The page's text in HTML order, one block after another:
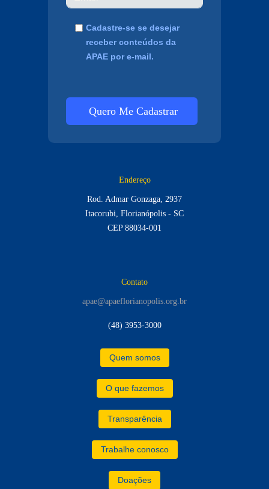
Cadastre-se se desejar
receber conteúdos da
APAE por e-mail.
Quero Me Cadastrar
Endereço
Rod. Admar Gonzaga, 2937
Itacorubi, Florianópolis - SC
CEP 88034-001
Contato
apae@apaeflorianopolis.org.br
(48) 3953-3000
Quem somos
O que fazemos
Transparência
Trabalhe conosco
Doações